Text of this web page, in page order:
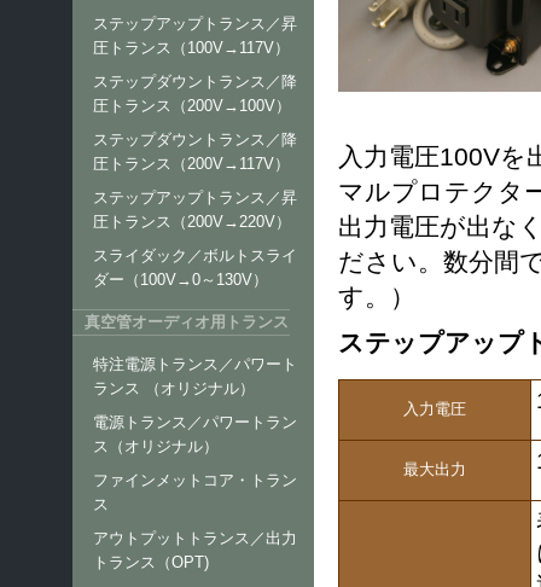
入力電圧100Vを
マルプロテクタ
出力電圧が出な
ださい。数分間
す。）
ステップアップ
入力電圧
最大出力
ステップアップトランス／昇
圧トランス（100V→117V）
ステップダウントランス／降
圧トランス（200V→100V）
ステップダウントランス／降
圧トランス（200V→117V）
ステップアップトランス／昇
圧トランス（200V→220V）
スライダック／ボルトスライ
ダー（100V→0～130V）
真空管オーディオ用トランス
特注電源トランス／パワート
ランス （オリジナル）
電源トランス／パワートラン
ス（オリジナル）
ファインメットコア・トラン
ス
アウトプットトランス／出力
トランス（OPT)